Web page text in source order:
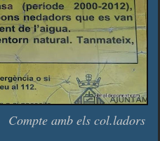
Compte amb els col.ladors